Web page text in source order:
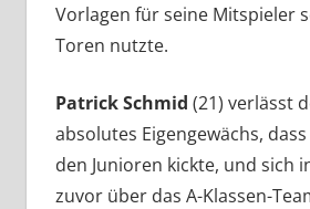
Vorlagen für seine Mitspieler
Toren nutzte.
Patrick Schmid (21) verlässt
absolutes Eigengewächs,
den Junioren kickte, und sich
zuvor über das A-Klassen-